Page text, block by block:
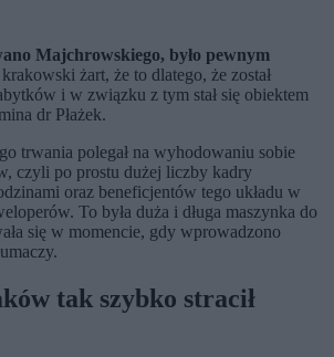
Majchrowskiego, było pewnym
żart, że to dlatego, że został
i w związku z tym stał się obiektem
dr Płażek.
trwania polegał na wyhodowaniu sobie
czyli po prostu dużej liczby kadry
oraz beneficjentów tego układu w
To była duża i długa maszynka do
się w momencie, gdy wprowadzono
tak szybko stracił